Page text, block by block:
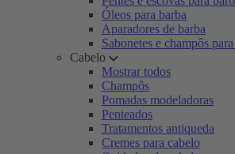
Óleos para barba
Aparadores de barba
Sabonetes e champôs
Cabelo
Mostrar todos
Champôs
Pomadas modeladoras
Penteados
Tratamentos antiqueda
Cremes para cabelo